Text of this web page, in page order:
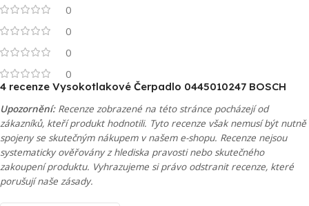
0
0
0
0
4 recenze Vysokotlakové Čerpadlo 0445010247 BOSCH
Upozornění:Recenze zobrazené na této stránce pocházejí od
zákazníků, kteří produkt hodnotili. Tyto recenze však nemusí být nutně
spojeny se skutečným nákupem v našem e-shopu. Recenze nejsou
systematicky ověřovány z hlediska pravosti nebo skutečného
zakoupení produktu. Vyhrazujeme si právo odstranit recenze, které
porušují naše zásady.